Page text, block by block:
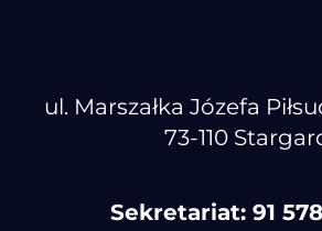
ul. Marszałka Józefa
73-110
Sekretariat: 91